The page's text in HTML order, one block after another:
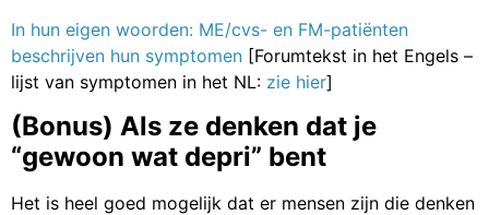
In hun eigen woorden: ME/cvs- en FM-patiënten
beschrijven hun symptomen [Forumtekst in het Engels –
lijst van symptomen in het NL: zie hier]
(Bonus) Als ze denken dat je
“gewoon wat depri” bent
Het is heel goed mogelijk dat er mensen zijn die denken